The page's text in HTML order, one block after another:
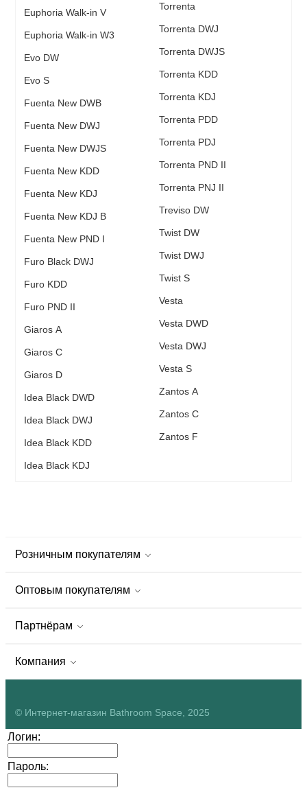
Euphoria Walk-in V
Euphoria Walk-in W3
Evo DW
Evo S
Fuenta New DWB
Fuenta New DWJ
Fuenta New DWJS
Fuenta New KDD
Fuenta New KDJ
Fuenta New KDJ B
Fuenta New PND I
Furo Black DWJ
Furo KDD
Furo PND II
Giaros A
Giaros C
Giaros D
Idea Black DWD
Idea Black DWJ
Idea Black KDD
Idea Black KDJ
Torrenta
Torrenta DWJ
Torrenta DWJS
Torrenta KDD
Torrenta KDJ
Torrenta PDD
Torrenta PDJ
Torrenta PND II
Torrenta PNJ II
Treviso DW
Twist DW
Twist DWJ
Twist S
Vesta
Vesta DWD
Vesta DWJ
Vesta S
Zantos A
Zantos C
Zantos F
Розничным покупателям
Оптовым покупателям
Партнёрам
Компания
© Интернет-магазин Bathroom Space, 2025
Логин:
Пароль: